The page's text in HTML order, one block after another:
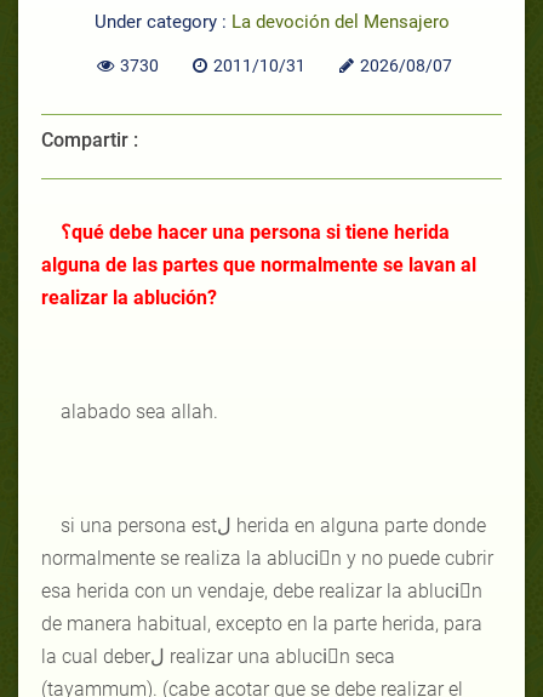
Under category : La devoción del Mensajero
3730 2011/10/31 2026/08/07
Compartir :
؟qué debe hacer una persona si tiene herida
alguna de las partes que normalmente se lavan al
realizar la ablución?
alabado sea allah.
si una persona estل herida en alguna parte donde
normalmente se realiza la abluciَn y no puede cubrir
esa herida con un vendaje, debe realizar la abluciَn
de manera habitual, excepto en la parte herida, para
la cual deberل realizar una abluciَn seca
(tayammum). (cabe acotar que se debe realizar el